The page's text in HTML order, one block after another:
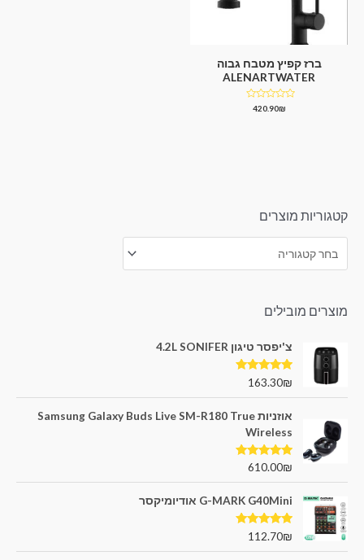
קטגוריות מוצרים
מוצרים מובילים
צ'יפסר טיגון 4.2L SONIFER
דורג 5.00
163.30₪
אוזניות Samsung Galaxy Buds Live SM-R180 True
Wireless
דורג5.00
610.00₪
G-MARK G40Mini אודיומיקסר
דורג 5.00
112.70₪
ברז קפיץ מטבח גבוה
ALENARTWATER
דורג420.90₪